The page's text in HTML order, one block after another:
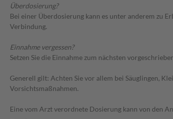
Überdosierung?
Bei einer Überdosierung kann es unter anderem zu
Verbindung.
Einnahme vergessen?
Setzen Sie die Einnahme zum nächsten
Generell gilt: Achten Sie vor allem bei Säuglingen,
Vorsichtsmaßnahmen.
Eine vom Arzt verordnete Dosierung kann von den